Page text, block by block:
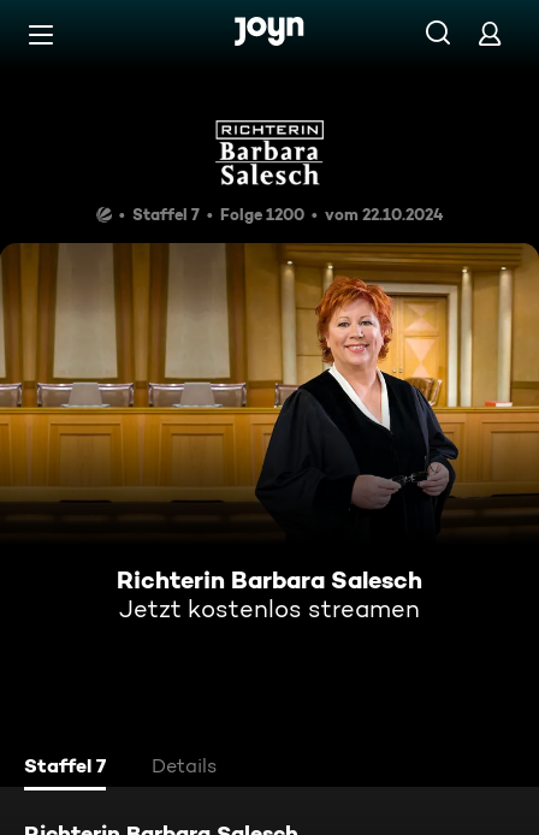
Zum Inhalt springen
Richterin Barbara Salesch
Staffel 7 Folge 1200 vom 22.10.2024
Richterin Barbara Salesch
Jetzt kostenlos streamen
Staffel 7 Details